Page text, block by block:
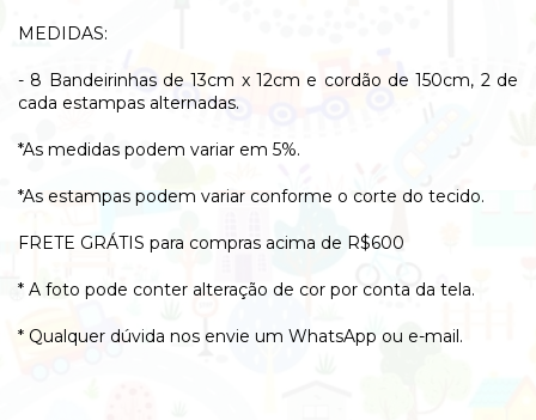
MEDIDAS:
- 8 Bandeirinhas de 13cm x 12cm e cordão de 150cm, 2 de
cada estampas alternadas.
*As medidas podem variar em 5%.
*As estampas podem variar conforme o corte do tecido.
FRETE GRÁTIS para compras acima de R$600
* A foto pode conter alteração de cor por conta da tela.
* Qualquer dúvida nos envie um WhatsApp ou e-mail.